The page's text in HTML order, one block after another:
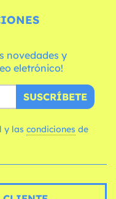
novedades y
eletrónico!
SUSCRÍBETE
y las condiciones